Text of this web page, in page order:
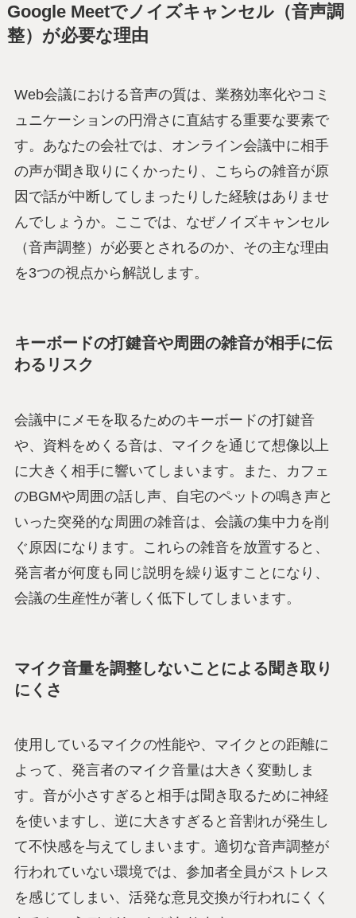
Google Meetでノイズキャンセル（音声調
整）が必要な理由
Web会議における音声の質は、業務効率化やコミ
ュニケーションの円滑さに直結する重要な要素で
す。あなたの会社では、オンライン会議中に相手
の声が聞き取りにくかったり、こちらの雑音が原
因で話が中断してしまったりした経験はありませ
んでしょうか。ここでは、なぜノイズキャンセル
（音声調整）が必要とされるのか、その主な理由
を3つの視点から解説します。
キーボードの打鍵音や周囲の雑音が相手に伝
わるリスク
会議中にメモを取るためのキーボードの打鍵音
や、資料をめくる音は、マイクを通じて想像以上
に大きく相手に響いてしまいます。また、カフェ
のBGMや周囲の話し声、自宅のペットの鳴き声と
いった突発的な周囲の雑音は、会議の集中力を削
ぐ原因になります。これらの雑音を放置すると、
発言者が何度も同じ説明を繰り返すことになり、
会議の生産性が著しく低下してしまいます。
マイク音量を調整しないことによる聞き取り
にくさ
使用しているマイクの性能や、マイクとの距離に
よって、発言者のマイク音量は大きく変動しま
す。音が小さすぎると相手は聞き取るために神経
を使いますし、逆に大きすぎると音割れが発生し
て不快感を与えてしまいます。適切な音声調整が
行われていない環境では、参加者全員がストレス
を感じてしまい、活発な意見交換が行われにくく